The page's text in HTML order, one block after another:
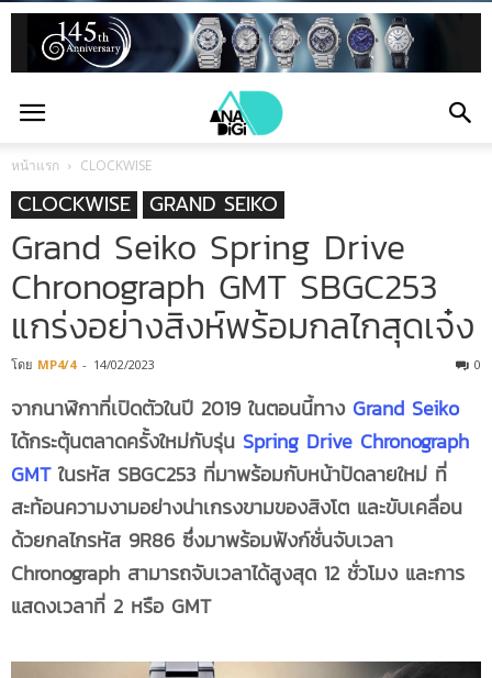
หน้าแรก CLOCKWISE
CLOCKWISE GRAND SEIKO
Grand Seiko Spring Drive
Chronograph GMT SBGC253
แกร่งอย่างสิงห์พร้อมกลไกสุดเจ๋ง
โดย MP4/4 - 14/02/2023 0
จากนาฬิกาที่เปิดตัวในปี 2019 ในตอนนี้ทาง Grand Seiko
ได้กระตุ้นตลาดครั้งใหม่กับรุ่น Spring Drive Chronograph
GMTในรหัส SBGC253 ที่มาพร้อมกับหน้าปัดลายใหม่ ที่
สะท้อนความงามอย่างน่าเกรงขามของสิงโต และขับเคลื่อน
ด้วยกลไกรหัส 9R86 ซึ่งมาพร้อมฟังก์ชั่นจับเวลา
Chronograph สามารถจับเวลาได้สูงสุด 12 ชั่วโมง และการ
แสดงเวลาที่ 2 หรือ GMT